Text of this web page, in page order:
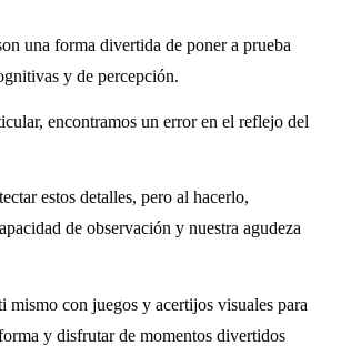
una forma divertida de poner a prueba
y de percepción.
encontramos un error en el reflejo del
estos detalles, pero al hacerlo,
de observación y nuestra agudeza
mismo con juegos y acertijos visuales para
y disfrutar de momentos divertidos